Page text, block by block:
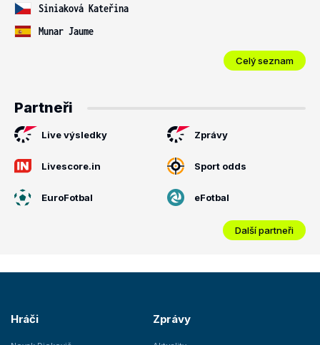
Siniaková Kateřina
Munar Jaume
Celý seznam
Partneři
Live výsledky Zprávy
Livescore.in Sport odds
EuroFotbal eFotbal
Další partneři
Hráči Zprávy